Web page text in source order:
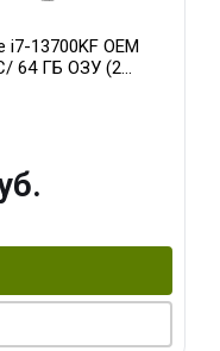
13700KF OEM
64 ГБ ОЗУ (2
16GB GDDR7